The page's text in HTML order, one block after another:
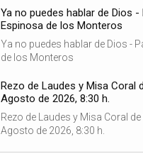
Ya no puedes hablar de Dios -
Espinosa de los Monteros
Ya no puedes hablar de Dios -
de los Monteros
Rezo de Laudes y Misa Coral
Agosto de 2026, 8:30 h.
Rezo de Laudes y Misa Coral de
Agosto de 2026, 8:30 h.